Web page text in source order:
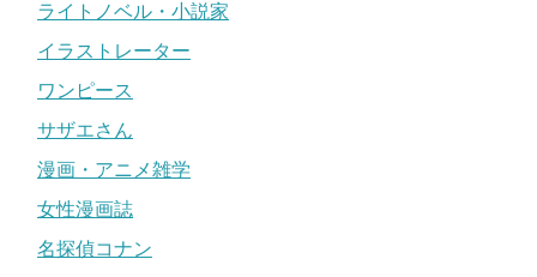
ライトノベル・小説家
イラストレーター
ワンピース
サザエさん
漫画・アニメ雑学
女性漫画誌
名探偵コナン